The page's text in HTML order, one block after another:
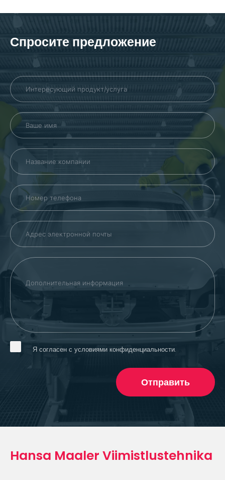
Hansa Maaler Viimistlustehnika
Спросите предложение
Я согласен с условиями конфиденциальности.
Отправить